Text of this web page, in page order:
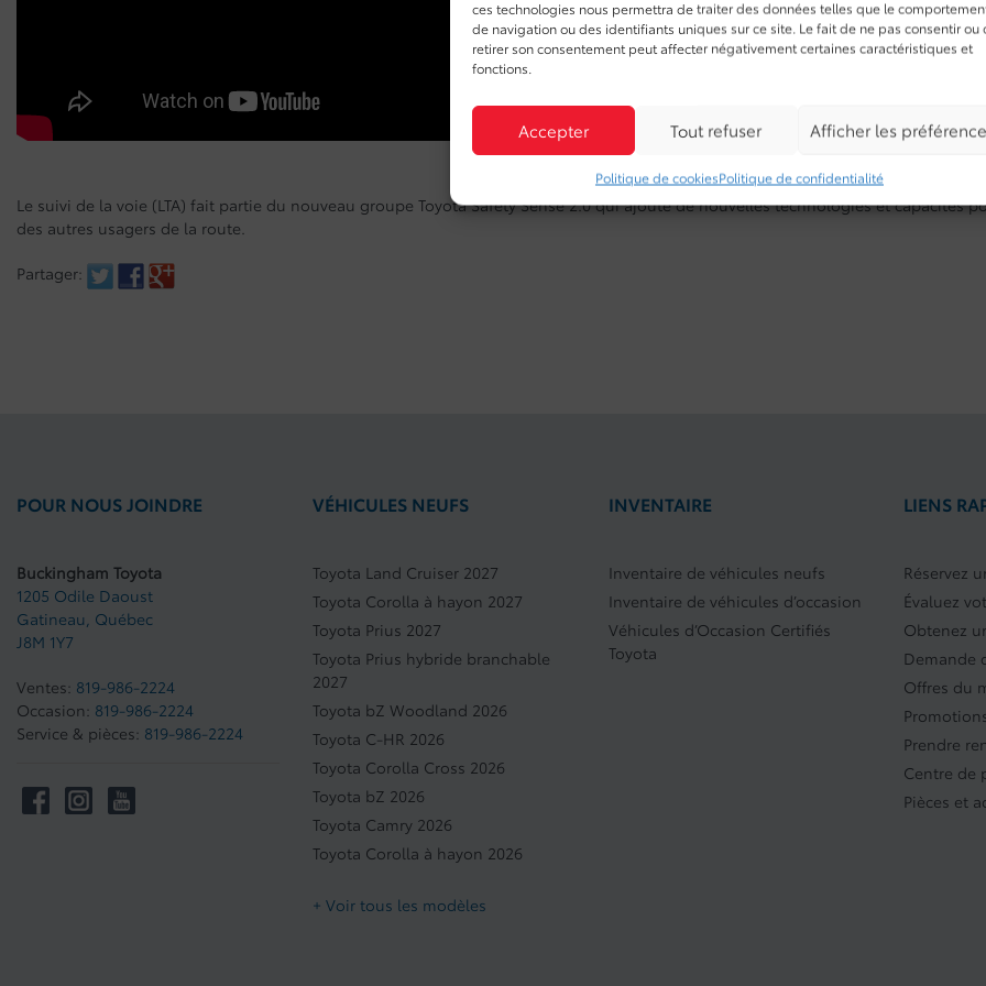
ces technologies nous permettra de traiter des données telles que le
de navigation ou des identifiants uniques sur ce site. Le fait de ne pas consentir ou
retirer son consentement peut affecter négativement certaines caractéristiques et
fonctions.
Accepter Tout refuser Afficher les
Politique de cookiesPolitique de confidentialité
Le suivi de la voie (LTA) fait partie du nouveau groupe Toyota Safety Sense 2.0 qui ajoute de nouvelles technologies et capacités
des autres usagers de la route.
Partager:
POUR NOUS JOINDRE
Buckingham Toyota
1205 Odile Daoust
Gatineau Québec
J8M 1Y7
Ventes: 819-986-2224
Occasion: 819-986-2224
Service & pièces: 819-986-2224
VÉHICULES NEUFS
Toyota Land Cruiser 2027
Toyota Corolla à hayon 2027
Toyota Prius 2027
Toyota Prius hybride branchable
2027
Toyota bZ Woodland 2026
Toyota C-HR 2026
Toyota Corolla Cross 2026
Toyota bZ 2026
Toyota Camry 2026
Toyota Corolla à hayon 2026
+ Voir tous les modèles
INVENTAIRE
Inventaire de véhicules neufs
Inventaire de véhicules d’occasion
Véhicules d’Occasion Certifiés
Toyota
LIENS
Réservez
Évaluez
Obtenez
Demande
Offres du
Prendre
Centre de
Pièces et